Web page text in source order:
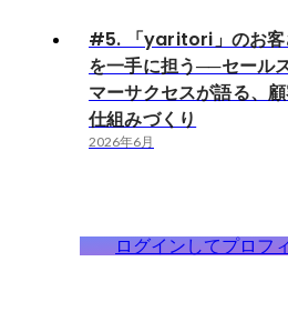
#5. 「yaritori」のお客
を一手に担う──セール
マーサクセスが語る、
仕組みづくり
2026年6月
ログインしてプロフ